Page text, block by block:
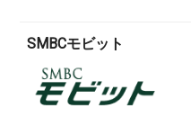
SMBCモビット